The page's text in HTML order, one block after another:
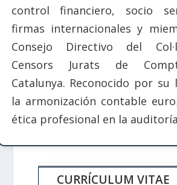
control financiero, socio
firmas internacionales y
Consejo Directivo del
Censors Jurats de
Catalunya. Reconocido por su
la armonización contable
ética profesional en la
CURRÍCULUM VITAE